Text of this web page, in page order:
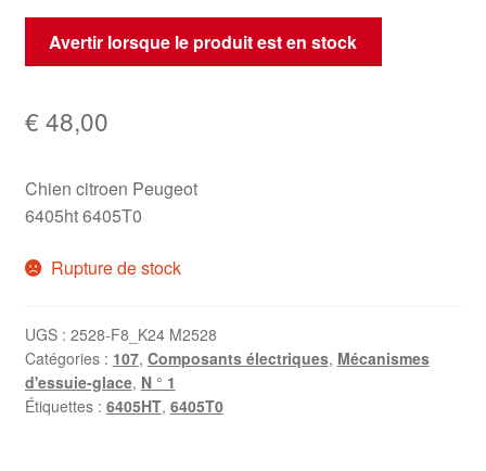
Avertir lorsque le produit est en stock
€ 48,00
Chien citroen Peugeot
6405ht 6405T0
Rupture de stock
UGS : 2528-F8_K24 M2528
Catégories : 107, Composants électriques, Mécanismes
d'essuie-glace, N ° 1
Étiquettes : 6405HT, 6405T0